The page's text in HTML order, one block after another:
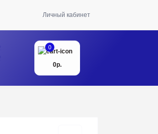
Личный кабинет
0
0р.